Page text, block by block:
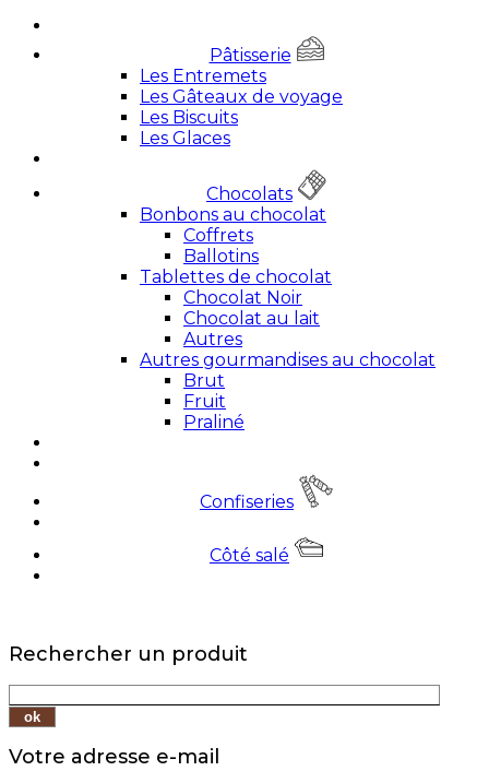
Pâtisserie
Les Entremets
Les Gâteaux de voyage
Les Biscuits
Les Glaces
Chocolats
Bonbons au chocolat
Coffrets
Ballotins
Tablettes de chocolat
Chocolat Noir
Chocolat au lait
Autres
Autres gourmandises au chocolat
Brut
Fruit
Praliné
Confiseries
Côté salé
Rechercher un produit
Votre adresse e-mail